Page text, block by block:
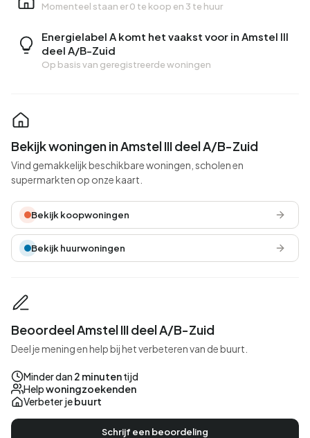
Momenteel staan er0 te koop en 3 te huur
Energielabel A komt het vaakst voor in Amstel III
deel A/B-Zuid
Op basis van geregistreerde woningen
Bekijk woningen in Amstel III deel A/B-Zuid
Vind gemakkelijk beschikbare woningen, scholen en
supermarkten op onze kaart.
Bekijk koopwoningen
Bekijk huurwoningen
Beoordeel Amstel III deel A/B-Zuid
Deel je mening en help bij het verbeteren van de buurt.
Minder dan 2 minutentijd
Helpwoningzoekenden
Verbeter jebuurt
Schrijf een beoordeling